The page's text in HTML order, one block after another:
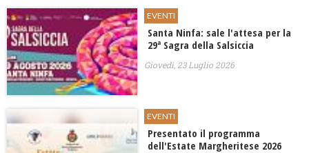
EVENTI
Santa Ninfa: sale l'attesa per la
29ª Sagra della Salsiccia
Giovedì, 23 Luglio 2026
EVENTI
Presentato il programma
dell'Estate Margheritese 2026